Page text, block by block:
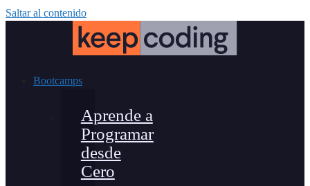
Saltar al contenido
Bootcamps
Aprende a
Programar
desde
Cero